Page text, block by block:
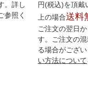
。詳し
参照く
円(税込)を頂戴
上の場合送料
ご注文の翌日
す。ご注文の
る場合がござ
い方法について